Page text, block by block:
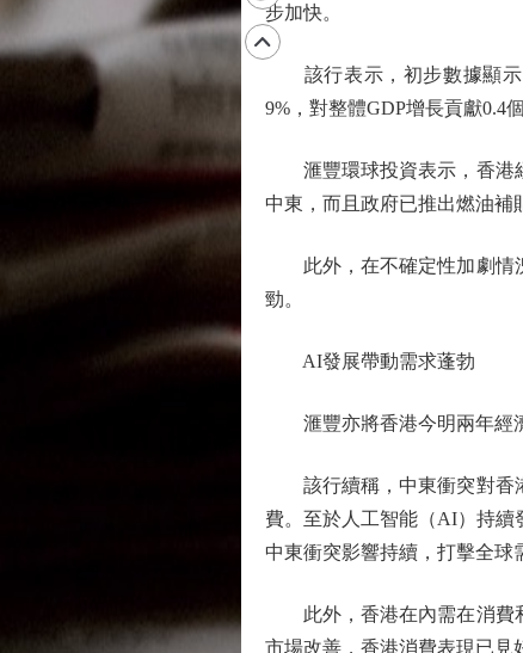
步加快。
該行表示，初步數據顯示
9%，對整體GDP增長貢獻0.4
滙豐環球投資表示，香港經
中東，而且政府已推出燃油補
此外，在不確定性加劇情況
勁。
AI發展帶動需求蓬勃
滙豐亦將香港今明兩年經濟
該行續稱，中東衝突對香港
費。至於人工智能（AI）持
中東衝突影響持續，打擊全球
此外，香港在內需在消費和
市場改善，香港消費表現已見